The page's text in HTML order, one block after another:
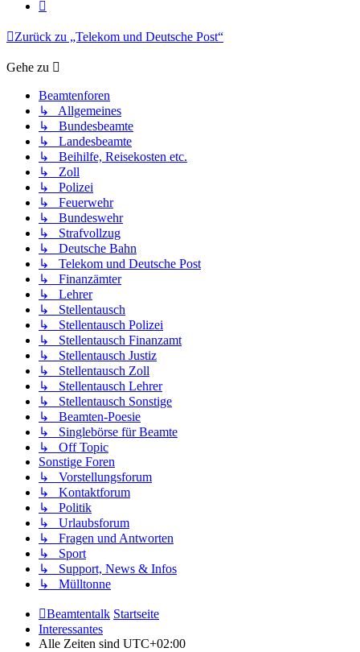
Zurück zu „Telekom und Deutsche Post“
Gehe zu
Beamtenforen
↳ Allgemeines
↳ Bundesbeamte
↳ Landesbeamte
↳ Beihilfe, Reisekosten etc.
↳ Zoll
↳ Polizei
↳ Feuerwehr
↳ Bundeswehr
↳ Strafvollzug
↳ Deutsche Bahn
↳ Telekom und Deutsche Post
↳ Finanzämter
↳ Lehrer
↳ Stellentausch
↳ Stellentausch Polizei
↳ Stellentausch Finanzamt
↳ Stellentausch Justiz
↳ Stellentausch Zoll
↳ Stellentausch Lehrer
↳ Stellentausch Sonstige
↳ Beamten-Poesie
↳ Singlebörse für Beamte
↳ Off Topic
Sonstige Foren
↳ Vorstellungsforum
↳ Kontaktforum
↳ Politik
↳ Urlaubsforum
↳ Fragen und Antworten
↳ Sport
↳ Support, News & Infos
↳ Mülltonne
Beamtentalk Startseite
Interessantes
Alle Zeiten sind UTC+02:00